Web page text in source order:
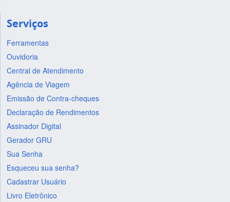
Serviços
Ferramentas
Ouvidoria
Central de Atendimento
Agência de Viagem
Emissão de Contra-cheques
Declaração de Rendimentos
Assinador Digital
Gerador GRU
Sua Senha
Esqueceu sua senha?
Cadastrar Usuário
Livro Eletrônico